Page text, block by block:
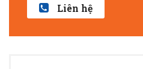
Liên hệ